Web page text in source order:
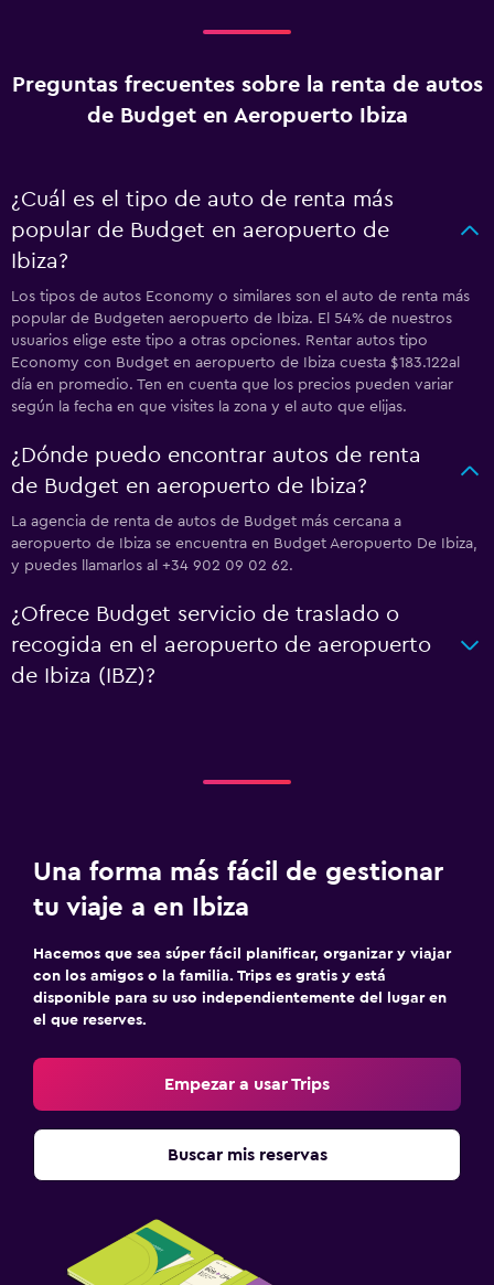
Preguntas frecuentes sobre la renta de autos
de Budget en Aeropuerto Ibiza
¿Cuál es el tipo de auto de renta más
popular de Budget en aeropuerto de
Ibiza?
Los tipos de autos Economy o similares son el auto de renta más
popular de Budgeten aeropuerto de Ibiza. El 54% de nuestros
usuarios elige este tipo a otras opciones. Rentar autos tipo
Economy con Budget en aeropuerto de Ibiza cuesta $183.122al
día en promedio. Ten en cuenta que los precios pueden variar
según la fecha en que visites la zona y el auto que elijas.
¿Dónde puedo encontrar autos de renta
de Budget en aeropuerto de Ibiza?
La agencia de renta de autos de Budget más cercana a
aeropuerto de Ibiza se encuentra en Budget Aeropuerto De Ibiza,
y puedes llamarlos al +34 902 09 02 62.
¿Ofrece Budget servicio de traslado o
recogida en el aeropuerto de aeropuerto
de Ibiza (IBZ)?
Una forma más fácil de gestionar
tu viaje a en Ibiza
Hacemos que sea súper fácil planificar, organizar y viajar
con los amigos o la familia. Trips es gratis y está
disponible para su uso independientemente del lugar en
el que reserves.
Empezar a usar Trips
Buscar mis reservas